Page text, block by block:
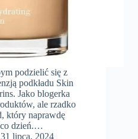
podzielić się z
podkładu Skin
Jako blogerka
ale rzadko
który naprawdę
co dzień.…
31 lipca, 2024